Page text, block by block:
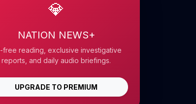
💎
NATION NEWS+
free reading, exclusive investigative
reports, and daily audio briefings.
UPGRADE TO PREMIUM